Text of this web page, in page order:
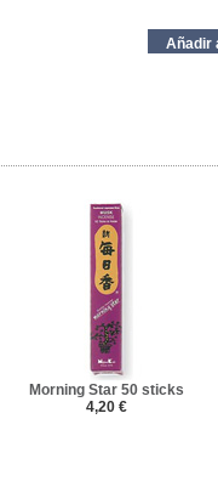
Añadir
Morning Star 50 sticks
4,20 €